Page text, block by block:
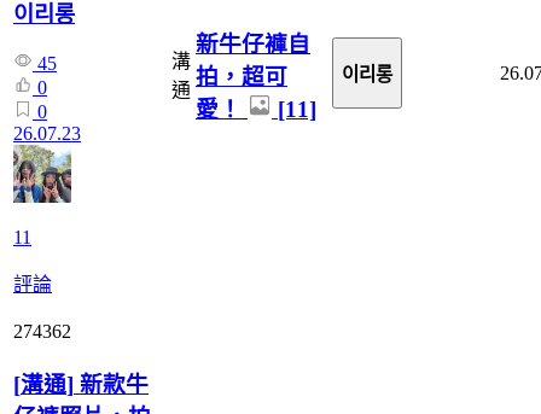
이리롱
45
0
0
26.07.23
11
評論
溝
通
新牛仔褲自
拍，超可
愛！
[11]
이리롱
274362
[溝通] 新款牛